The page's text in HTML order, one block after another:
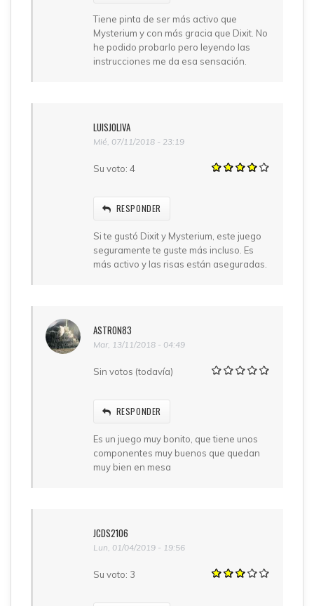
Tiene pinta de ser más activo que
Mysterium y con más gracia que Dixit. No
he podido probarlo pero leyendo las
instrucciones me da esa sensación.
LUISJOLIVA
Mié, 07/11/2018 - 23:19
Su voto: 4
RESPONDER
Si te gustó Dixit y Mysterium, este juego
seguramente te guste más incluso. Es
más activo y las risas están aseguradas.
ASTRON83
Mar, 13/11/2018 - 04:49
Sin votos (todavía)
RESPONDER
Es un juego muy bonito, que tiene unos
componentes muy buenos que quedan
muy bien en mesa
JCDS2106
Lun, 01/04/2019 - 19:56
Su voto: 3